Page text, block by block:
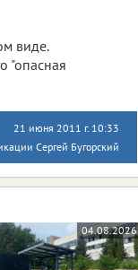
виде.
"опасная
21 июня 2011 г. 10:33
Сергей Бугорский
04.08.2026